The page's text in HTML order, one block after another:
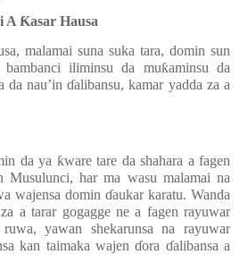
A Ƙasar Hausa
malamai suna suka tara, domin sun
bambanci iliminsu da muƙaminsu da
da nau’inɗalibansu, kamar yadda za a
da ya ƙware tare da shahara a fagen
Musulunci, har ma wasu malamai na
wajensa domin ɗaukar karatu. Wanda
a tarar gogagge ne a fagen rayuwar
yawan shekarunsa na rayuwar
kan taimaka wajenɗora ɗalibansa a